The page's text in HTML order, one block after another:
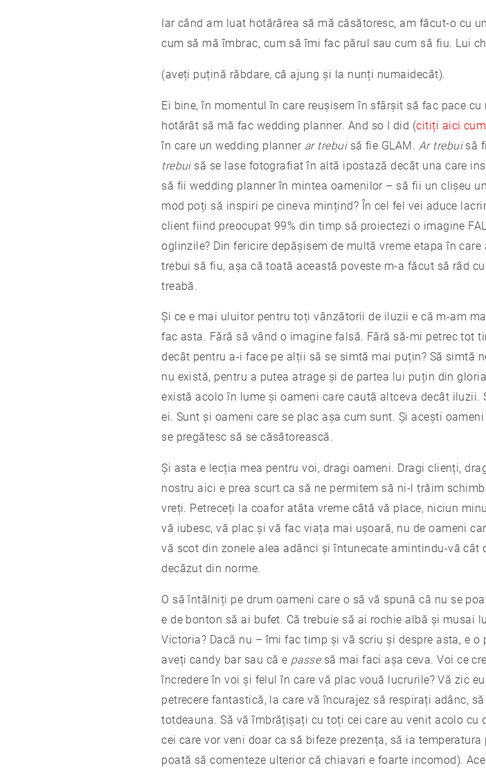
Iar când am luat hotărârea să mă căsătoresc, am făcut-o cu
cum să mă îmbrac, cum să îmi fac părul sau cum să fiu. Lui
(aveți puțină răbdare, că ajung și la nunți numaidecât).
Ei bine, în momentul în care reușisem în sfârșit să fac pace
hotărât să mă fac wedding planner. And so I did (citiți aici cum
în care un wedding planner ar trebuisă fie GLAM. Ar trebuisă
trebui să se lase fotografiat în altă ipostază decât una care
să fii wedding planner în mintea oamenilor – să fii un clișeu
mod poți să inspiri pe cineva mințind? În cel fel vei aduce
client fiind preocupat 99% din timp să proiectezi o imagine
oglinzile? Din fericire depășisem de multă vreme etapa în
trebui să fiu, așa că toată această poveste m-a făcut să râd
treabă.
Și ce e mai uluitor pentru toți vânzătorii de iluzii e că m-am
fac asta. Fără să vând o imagine falsă. Fără să-mi petrec tot
decât pentru a-i face pe alții să se simtă mai puțin? Să simtă
nu există, pentru a putea atrage și de partea lui puțin din
există acolo în lume și oameni care caută altceva decât
ei. Sunt și oameni care se plac așa cum sunt. Și acești
se pregătesc să se căsătorească.
Și asta e lecția mea pentru voi, dragi oameni. Dragi clienți,
nostru aici e prea scurt ca să ne permitem să ni-l trăim
vreți. Petreceți la coafor atâta vreme câtă vă place, niciun
vă iubesc, vă plac și vă fac viața mai ușoară, nu de oameni
vă scot din zonele alea adânci și întunecate amintindu-vă
decăzut din norme.
O să întâlniți pe drum oameni care o să vă spună că nu se
e de bonton să ai bufet. Că trebuie să ai rochie albă și musai
Victoria? Dacă nu – îmi fac timp și vă scriu și despre asta, e
aveți candy bar sau că e passesă mai faci așa ceva. Voi ce
încredere în voi și felul în care vă plac vouă lucrurile? Vă zic
petrecere fantastică, la care vă încurajez să respirați adânc,
totdeauna. Să vă îmbrățișați cu toți cei care au venit acolo
cei care vor veni doar ca să bifeze prezența, să ia
poată să comenteze ulterior că chiavari e foarte incomod).